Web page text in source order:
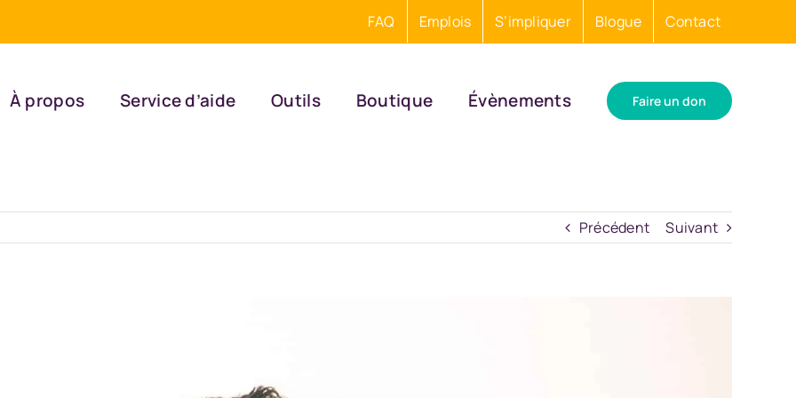
FAQ Emplois S’impliquer Blogue Contact
À propos Service d’aide Outils Boutique Évènements Faire un don
Précédent Suivant